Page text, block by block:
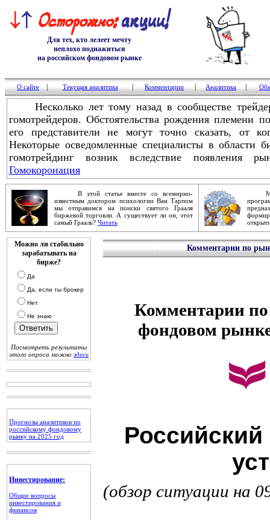
Для тех, кто лелеет мечту
неплохо поднажиться
на российском фондовом рынке
О сайте Текущая аналитика Комментарии Аналитика
Несколько лет тому назад в сообществе
гомотрейдеров. Обстоятельства рождения племени
его представители не могут точно сказать, от
Некоторые осведомленные специалисты в области
гомотрейдинг возник вследствие появления
Гомокоронация
В этой статье вместе со всемирно-
известным доктором психологии Ван Тарпом
мы отправимся на поиски святого Грааля
биржевой торговли. А существует ли он, этот
самый Грааль? Читать
Можно ли стабильно
зарабатывать на
бирже?
Да
Да, если ты брокер
Нет
Не знаю
Посмотреть результаты
этого опроса можно здесь
Прогнозы аналитиков по
российскому фондовому
рынку на 2025 год
Инвестирование:
Общие вопросы
инвестирования и
финансов
Комментарии по
Комментарии по
фондовом
(обзор ситуации на